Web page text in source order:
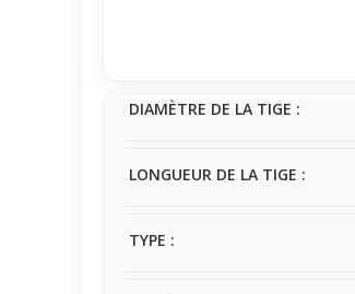
changer subtilement le style
DIAMÈTRE DE LA TIGE :
LONGUEUR DE LA TIGE :
TYPE :